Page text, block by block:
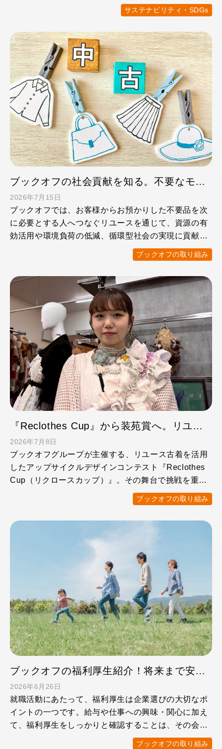
サステナビリティ・SDGs
ブックオフの社会貢献を知る。不要なモノが支援につながるリユースの仕事
2026年7月15日
ブックオフでは、お客様からお預かりした不要品を次
に必要とする人へつなぐリユースを通じて、資源の有
効活用や環境負荷の低減、循環型社会の実現に貢献し
ブックオフの取り組み
『Reclothes Cup』から装苑賞へ。リユースファッションがつないだ、髙橋百花さんの挑戦
2026年7月8日
ブックオフグループが主催する、リユース古着を活用
したアップサイクルデザインコンテスト『Reclothes
Cup（リクロースカップ）』。その舞台で挑戦を重
ブックオフの取り組み
ブックオフの福利厚生紹介！将来まで安心して働ける制度とは
2026年6月26日
就職活動にあたって、福利厚生は企業選びの大切なポ
イントの一つです。給与や仕事への興味・関心に加え
て、福利厚生をしっかりと確認することは、その会社
ブックオフの取り組み